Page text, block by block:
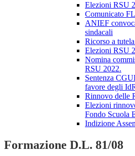
Elezioni RSU
Comunicato
ANIEF
sindacali
Ricorso a
Elezioni RSU
Nomina
RSU 2022.
Sentenza
favore degli
Rinnovo delle
Elezioni
Fondo Scuola
Indizione
Formazione D.L. 81/08